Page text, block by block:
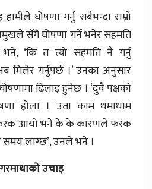
हामीले घोषणा गर्नु सबैभन्दा राम्रो
सँगै घोषणा गर्ने भनेर सहमति
‘कि त त्यो सहमति नै गर्नु
गर्नुपर्छ ।’ उनका अनुसार
ढिलाइ हुनेछ । ‘दुवै पक्षको
होला । उता काम धमाधाम
आयो भने के के कारणले फरक
लाग्छ’, उनले भने ।
उचाइ